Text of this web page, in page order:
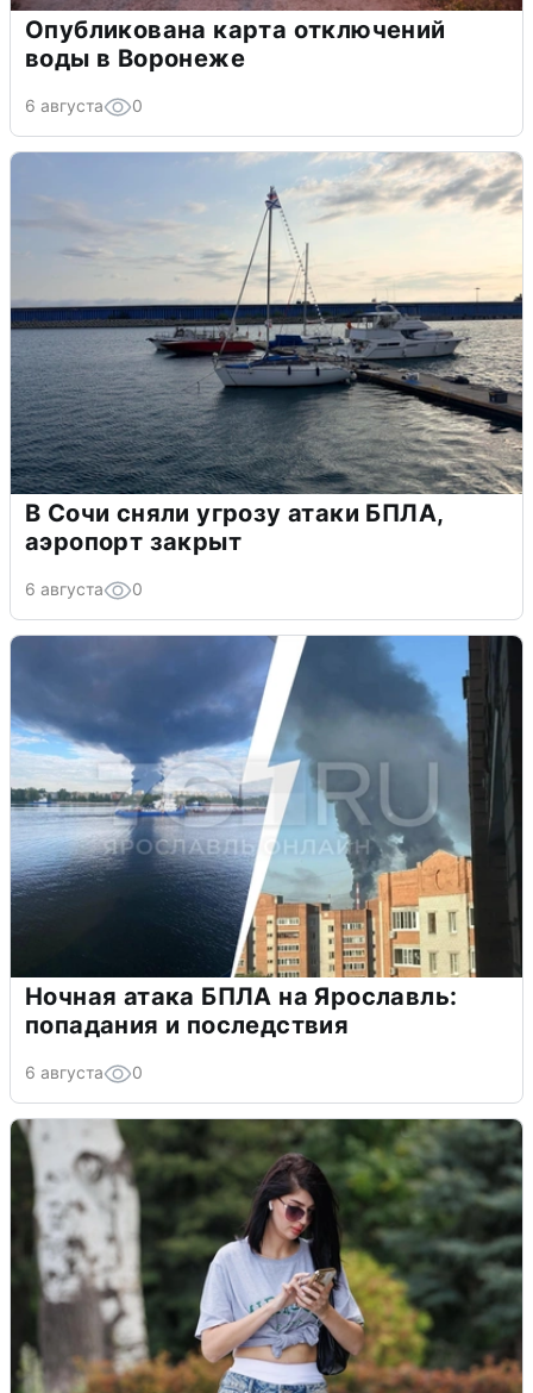
Опубликована карта отключений
воды в Воронеже
6 августа 0
В Сочи сняли угрозу атаки БПЛА,
аэропорт закрыт
6 августа 0
Ночная атака БПЛА на Ярославль:
попадания и последствия
6 августа 0